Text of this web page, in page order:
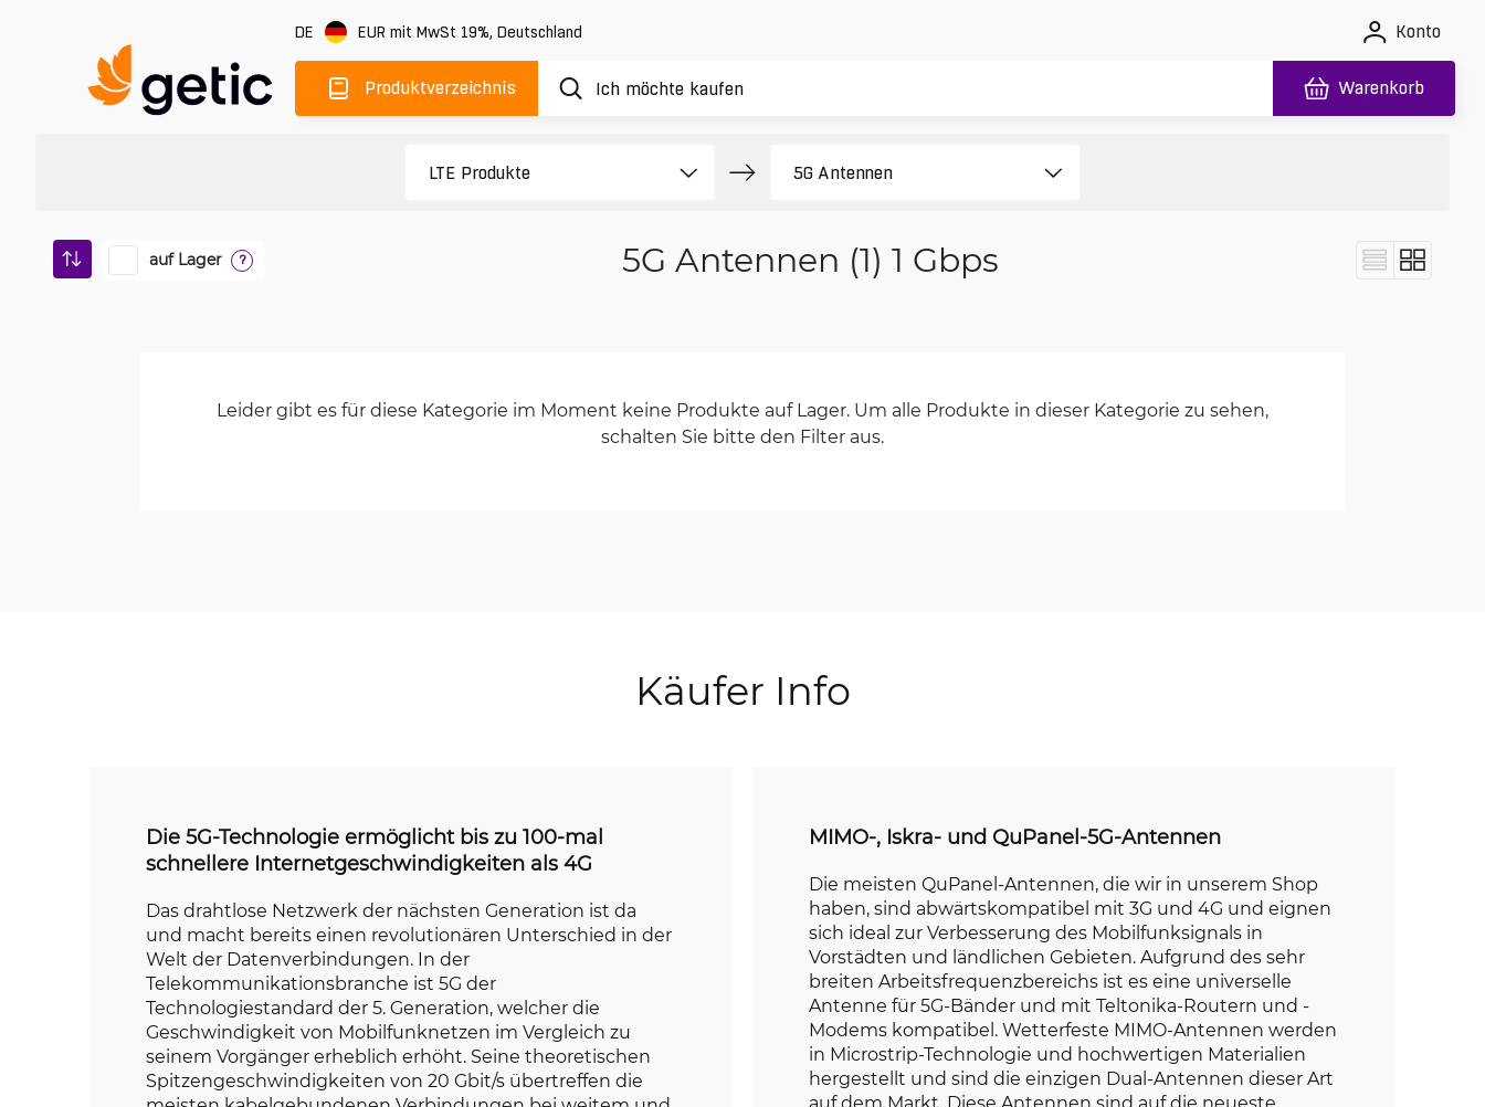
DE EUR mit MwSt 19%, Deutschland Konto
Produktverzeichnis Warenkorb
auf Lager ? 5G Antennen (1) 1 Gbps
Leider gibt es für diese Kategorie im Moment keine Produkte auf Lager. Um alle Produkte in dieser Kategorie zu sehen,
schalten Sie bitte den Filter aus.
Käufer Info
Die 5G-Technologie ermöglicht bis zu 100-mal
schnellere Internetgeschwindigkeiten als 4G
Das drahtlose Netzwerk der nächsten Generation ist da
und macht bereits einen revolutionären Unterschied in der
Welt der Datenverbindungen. In der
Telekommunikationsbranche ist 5G der
Technologiestandard der 5. Generation, welcher die
Geschwindigkeit von Mobilfunknetzen im Vergleich zu
seinem Vorgänger erheblich erhöht. Seine theoretischen
Spitzengeschwindigkeiten von 20 Gbit/s übertreffen die
MIMO-, Iskra- und QuPanel-5G-Antennen
Die meisten QuPanel-Antennen, die wir in unserem Shop
haben, sind abwärtskompatibel mit 3G und 4G und eignen
sich ideal zur Verbesserung des Mobilfunksignals in
Vorstädten und ländlichen Gebieten. Aufgrund des sehr
breiten Arbeitsfrequenzbereichs ist es eine universelle
Antenne für 5G-Bänder und mit Teltonika-Routern und -
Modems kompatibel. Wetterfeste MIMO-Antennen werden
in Microstrip-Technologie und hochwertigen Materialien
hergestellt und sind die einzigen Dual-Antennen dieser Art
auf dem Markt. Diese Antennen sind auf die neueste